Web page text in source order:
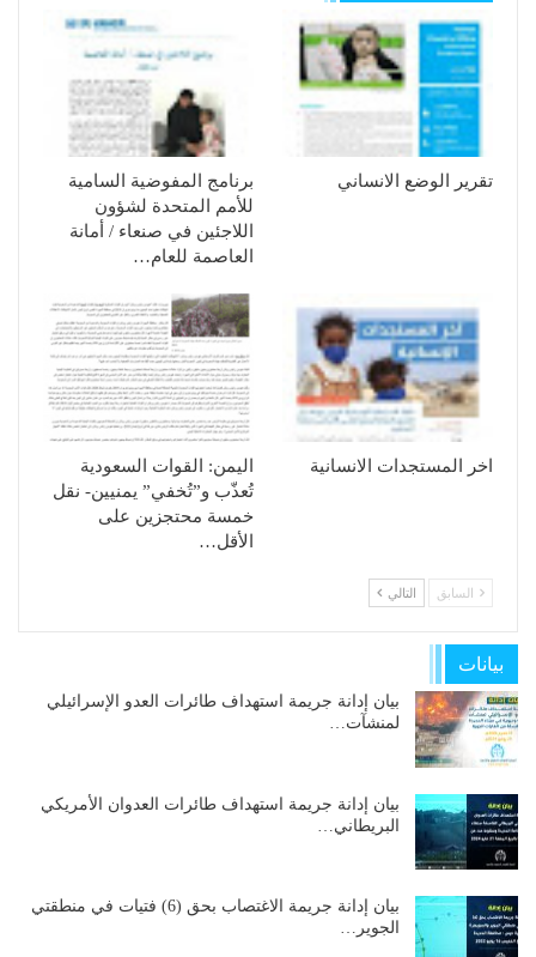
تقرير الوضع الانساني
برنامج المفوضية السامية
للأمم المتحدة لشؤون
اللاجئين في صنعاء / أمانة
العاصمة للعام…
اخر المستجدات الانسانية
الیمن: القوات السعودیة
تُعذّب و”تُخفي” یمنیین- نقل
خمسة محتجزین على
الأقل…
السابق التالي
بيانات
بيان إدانة جريمة استهداف طائرات العدو الإسرائيلي
لمنشآت…
بيان إدانة جريمة استهداف طائرات العدوان الأمريكي
البريطاني…
بيان إدانة جريمة الاغتصاب بحق (6) فتيات في منطقتي
الجوير…